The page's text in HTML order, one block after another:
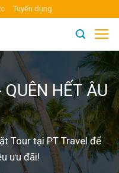
Tuyển dụng
HẾT ÂU
Tour tại PT Travel để
ưu đãi!